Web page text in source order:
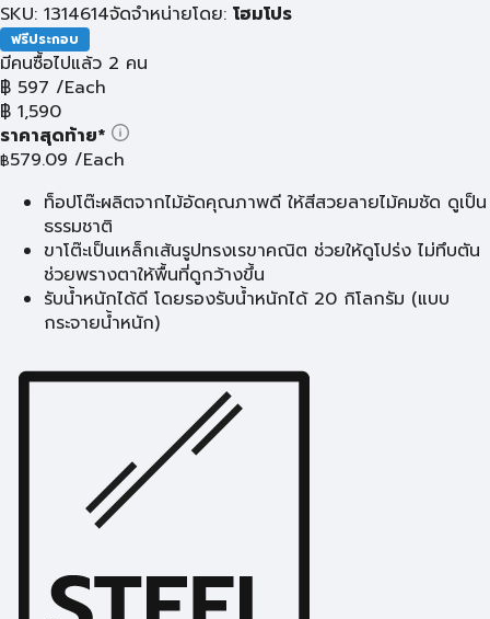
SKU: 1314614จัดจำหน่ายโดย: โฮมโปร
ฟรีประกอบ
มีคนซื้อไปแล้ว 2 คน
฿ 597 /Each
฿ 1,590
ราคาสุดท้าย*
฿579.09 /Each
ท็อปโต๊ะผลิตจากไม้อัดคุณภาพดี ให้สีสวยลายไม้คมชัด ดูเป็น
ธรรมชาติ
ขาโต๊ะเป็นเหล็กเส้นรูปทรงเรขาคณิต ช่วยให้ดูโปร่ง ไม่ทึบตัน
ช่วยพรางตาให้พื้นที่ดูกว้างขึ้น
รับน้ำหนักได้ดี โดยรองรับน้ำหนักได้ 20 กิโลกรัม (แบบ
กระจายน้ำหนัก)